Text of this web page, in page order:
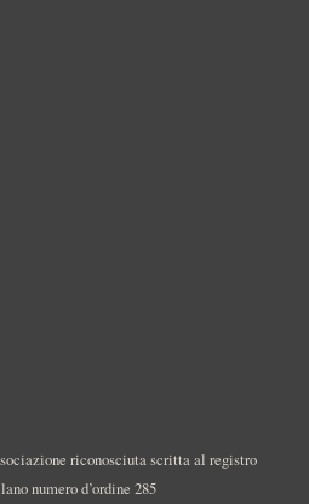
riconosciuta scritta al registro
numero d’ordine 285